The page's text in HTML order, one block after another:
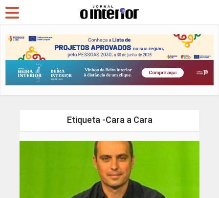
Etiqueta -Cara a Cara